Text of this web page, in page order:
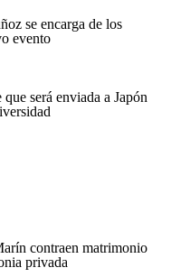
se encarga de los
evento
será enviada a Japón
contraen matrimonio
privada